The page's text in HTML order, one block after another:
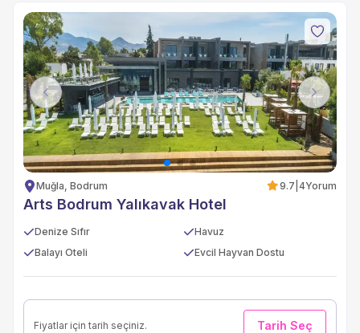
Previous Next
Muğla, Bodrum 9.7 4Yorum
Arts Bodrum Yalıkavak Hotel
Denize Sıfır
Havuz
Balayı Oteli
Evcil Hayvan Dostu
Fiyatlar için tarih seçiniz. Tarih Seç